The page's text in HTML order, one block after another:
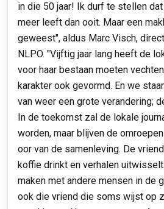
in die 50 jaar! Ik durf te stellen
meer leeft dan ooit. Maar een
geweest", aldus Marc Visch,
NLPO. "Vijftig jaar lang heeft de
voor haar bestaan moeten
karakter ook gevormd. En we
van weer een grote verandering;
In de toekomst zal de lokale
worden, maar blijven de
oor van de samenleving. De
koffie drinkt en verhalen
maken met andere mensen in de
ook die vriend die soms wijst op